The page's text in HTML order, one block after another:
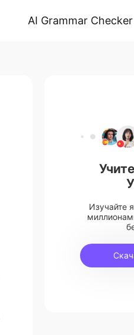
AI Grammar Checker
Изучайте